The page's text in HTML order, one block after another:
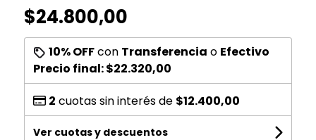
$24.800,00
10% OFFcon Transferencia o Efectivo
Precio final:$22.320,00
2 cuotas sin interés de $12.400,00
Ver cuotas y descuentos